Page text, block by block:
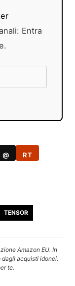
Entra
@ RT
TENSOR
Amazon EU. In
acquisti idonei.
te.